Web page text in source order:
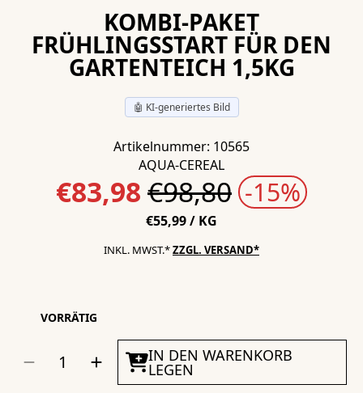
KOMBI-PAKET
FRÜHLINGSSTART FÜR DEN
GARTENTEICH 1,5KG
🤖 KI-generiertes Bild
Artikelnummer: 10565
AQUA-CEREAL
Normalpreis
€83,98€98,80 -15%
€55,99/ PRO
KG
INKL. MWST.*ZZGL. VERSAND*
VORRÄTIG
AUSWÄHLEN
MengeMenge
fürKombi-
IN DEN WARENKORB
LEGEN